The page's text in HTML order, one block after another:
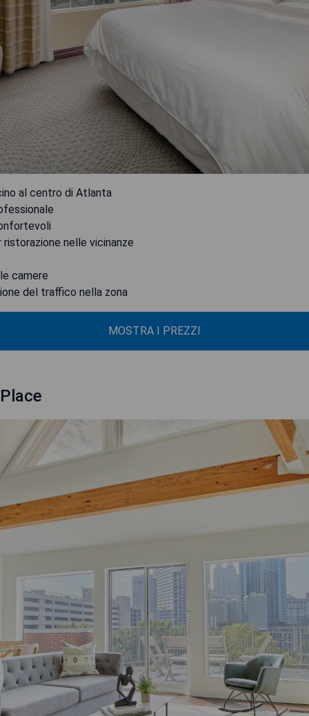
al centro di Atlanta
nelle vicinanze
camere
del traffico nella zona
MOSTRA I PREZZI